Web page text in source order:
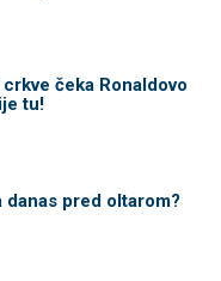
čeka Ronaldovo
tu!
danas pred oltarom?